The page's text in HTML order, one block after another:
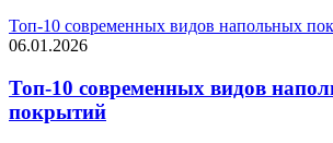
Топ-10 современных видов напольных
06.01.2026
Топ-10 современных видов
покрытий